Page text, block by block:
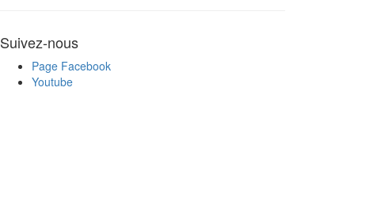
Suivez-nous
Page Facebook
Youtube